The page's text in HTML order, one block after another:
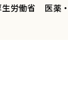
生労働省 医薬